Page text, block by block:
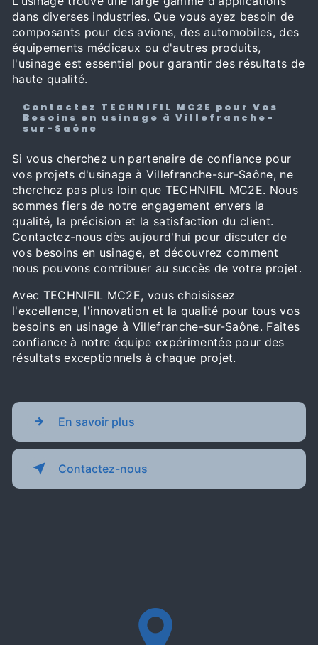
dans diverses industries. Que vous ayez besoin de
composants pour des avions, des automobiles, des
équipements médicaux ou d'autres produits,
l'usinage est essentiel pour garantir des résultats de
haute qualité.
Contactez TECHNIFIL MC2E pour Vos
Besoins en usinage à Villefranche-
sur-Saône
Si vous cherchez un partenaire de confiance pour
vos projets d'usinage à Villefranche-sur-Saône, ne
cherchez pas plus loin que TECHNIFIL MC2E. Nous
sommes fiers de notre engagement envers la
qualité, la précision et la satisfaction du client.
Contactez-nous dès aujourd'hui pour discuter de
vos besoins en usinage, et découvrez comment
nous pouvons contribuer au succès de votre projet.
Avec TECHNIFIL MC2E, vous choisissez
l'excellence, l'innovation et la qualité pour tous vos
besoins en usinage à Villefranche-sur-Saône. Faites
confiance à notre équipe expérimentée pour des
résultats exceptionnels à chaque projet.
En savoir plus
Contactez-nous